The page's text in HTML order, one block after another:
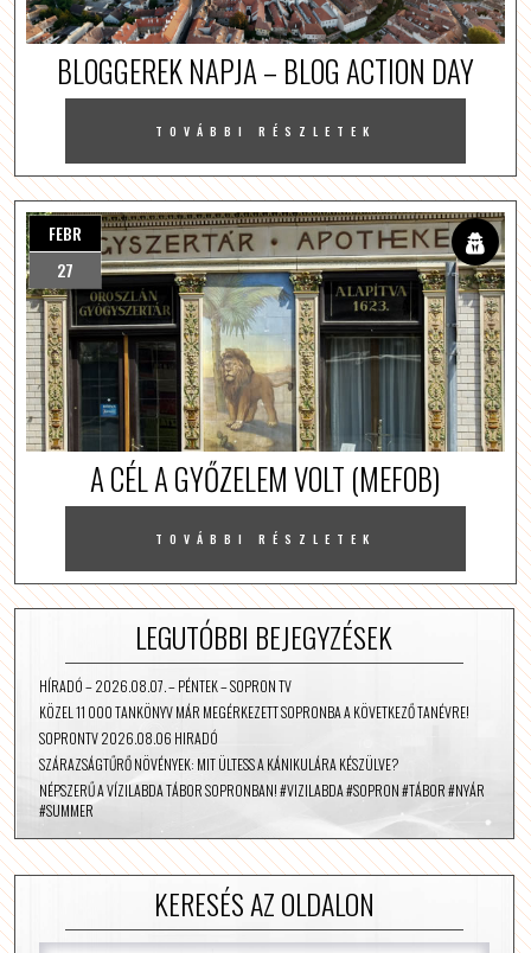
BLOGGEREK NAPJA – BLOG ACTION DAY
TOVÁBBI RÉSZLETEK
FEBR
27
A CÉL A GYŐZELEM VOLT (MEFOB)
TOVÁBBI RÉSZLETEK
LEGUTÓBBI BEJEGYZÉSEK
HÍRADÓ – 2026.08.07. – PÉNTEK – SOPRON TV
KÖZEL 11 000 TANKÖNYV MÁR MEGÉRKEZETT SOPRONBA A KÖVETKEZŐ TANÉVRE!
SOPRONTV 2026.08.06 HIRADÓ
SZÁRAZSÁGTŰRŐ NÖVÉNYEK: MIT ÜLTESS A KÁNIKULÁRA KÉSZÜLVE?
NÉPSZERŰ A VÍZILABDA TÁBOR SOPRONBAN! #VIZILABDA #SOPRON #TÁBOR #NYÁR
#SUMMER
KERESÉS AZ OLDALON